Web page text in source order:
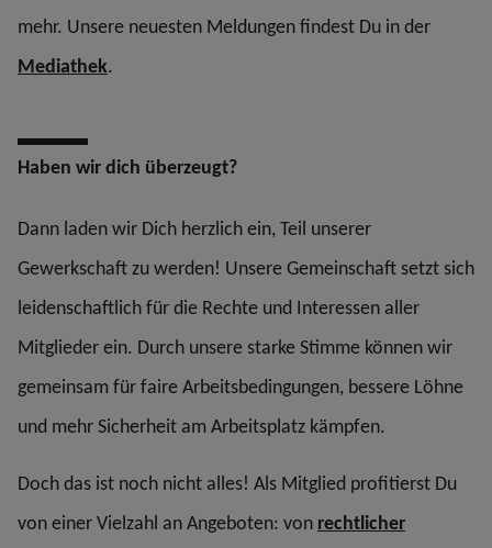
mehr. Unsere neuesten Meldungen findest Du in der
Mediathek.
Haben wir dich überzeugt?
Dann laden wir Dich herzlich ein, Teil unserer
Gewerkschaft zu werden! Unsere Gemeinschaft setzt sich
leidenschaftlich für die Rechte und Interessen aller
Mitglieder ein. Durch unsere starke Stimme können wir
gemeinsam für faire Arbeitsbedingungen, bessere Löhne
und mehr Sicherheit am Arbeitsplatz kämpfen.
Doch das ist noch nicht alles! Als Mitglied profitierst Du
von einer Vielzahl an Angeboten: von rechtlicher